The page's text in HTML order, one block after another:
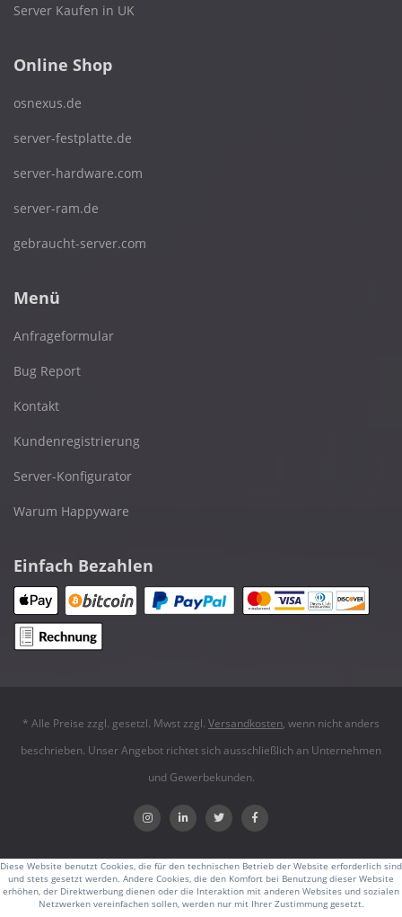
Server Kaufen in UK
Online Shop
osnexus.de
server-festplatte.de
server-hardware.com
server-ram.de
gebraucht-server.com
Menü
Anfrageformular
Bug Report
Kontakt
Kundenregistrierung
Server-Konfigurator
Warum Happyware
Einfach Bezahlen
* Alle Preise zzgl. gesetzl. Mwst zzgl. Versandkosten, wenn nicht anders
beschrieben. Unser Angebot richtet sich ausschließlich an Unternehmen
und Gewerbekunden.
Diese Website benutzt Cookies, die für den technischen Betrieb der Website erforderlich sind
und stets gesetzt werden. Andere Cookies, die den Komfort bei Benutzung dieser Website
erhöhen, der Direktwerbung dienen oder die Interaktion mit anderen Websites und sozialen
Netzwerken vereinfachen sollen, werden nur mit Ihrer Zustimmung gesetzt.